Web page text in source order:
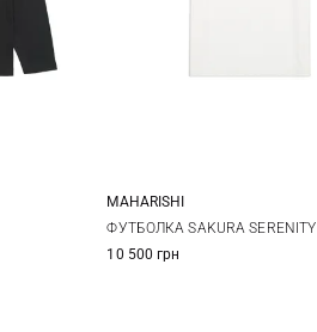
XS S M
MAHARISHI
ФУТБОЛКА SAKURA SERENITY
10 500 грн